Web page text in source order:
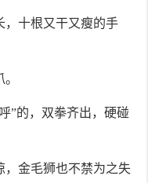
，十根又干又瘦的手
”的，双拳齐出，硬碰
，金毛狮也不禁为之失